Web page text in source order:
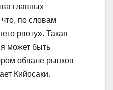
главных
по словам
рвоту». Такая
может быть
обвале рынков
Кийосаки.